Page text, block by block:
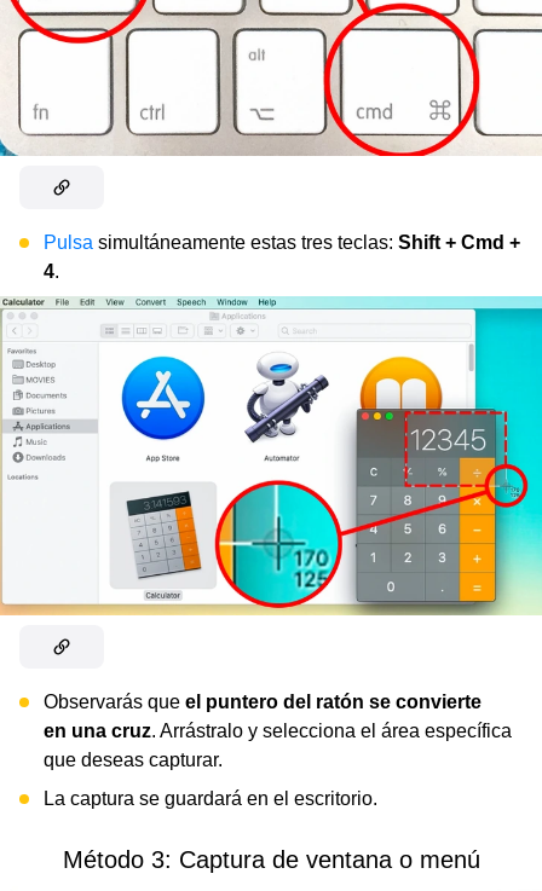
Pulsa simultáneamente estas tres teclas: Shift + Cmd +
4.
Observarás que el puntero del ratón se convierte
en una cruz. Arrástralo y selecciona el área específica
que deseas capturar.
La captura se guardará en el escritorio.
Método 3: Captura de ventana o menú